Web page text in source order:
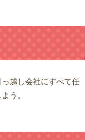
越し会社にすべて任
う。